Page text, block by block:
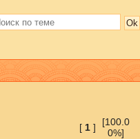
[ 1]
[100.0
0%]